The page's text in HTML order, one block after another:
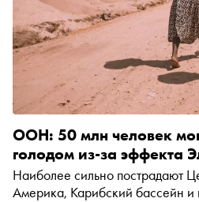
ООН: 50 млн человек
голодом из-за эффекта
Наиболее сильно пострадают
Америка, Карибский бассейн